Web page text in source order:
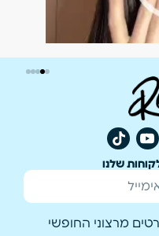
שלנו
מרצוני החופשי